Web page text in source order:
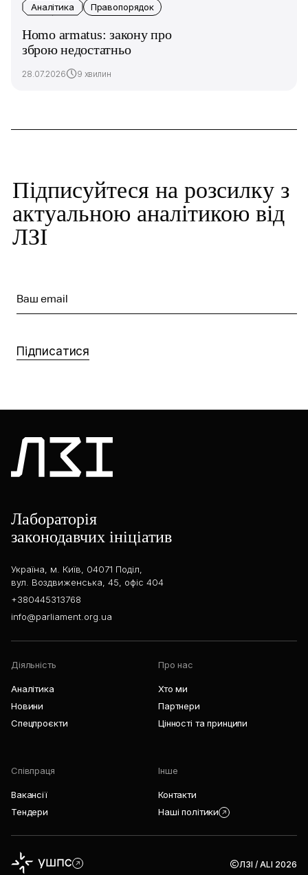
Аналітика Правопорядок
Homo armatus: закону про
зброю недостатньо
28.07.2026 9 хвилин
Підписуйтеся на розсилку з
актуальною аналітикою від
ЛЗІ
Ваш email
Підписатися
Лабораторія
законодавчих ініціатив
Україна, м. Київ, 04071 Поділ,
вул. Воздвиженська, 45, офіс 404
+380445313768
info@parliament.org.ua
Діяльність
Аналітика
Новини
Спецпроєкти
Про нас
Хто ми
Партнери
Цінності та принципи
Співпраця
Вакансії
Тендери
Інше
Контакти
Наші політики
ЛЗІ / ALI 2026